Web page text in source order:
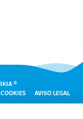
®
AVISO LEGAL